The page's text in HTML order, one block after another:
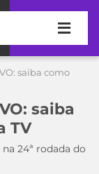
saiba como
saiba
TV
24ª rodada do